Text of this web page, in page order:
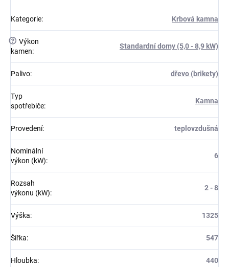
Kategorie: Krbová kamna
? Výkon
kamen:
Standardní domy (5,0 - 8,9 kW)
Palivo: dřevo (brikety)
Typ
spotřebiče:
Kamna
Provedení: teplovzdušná
Nominální
výkon (kW):
6
Rozsah
výkonu (kW):
2 - 8
Výška: 1325
Šířka: 547
Hloubka: 440